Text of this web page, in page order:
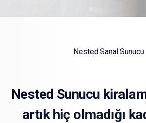
Nested Sanal Sunucu
Nested Sunucu
artık hiç olmadığı